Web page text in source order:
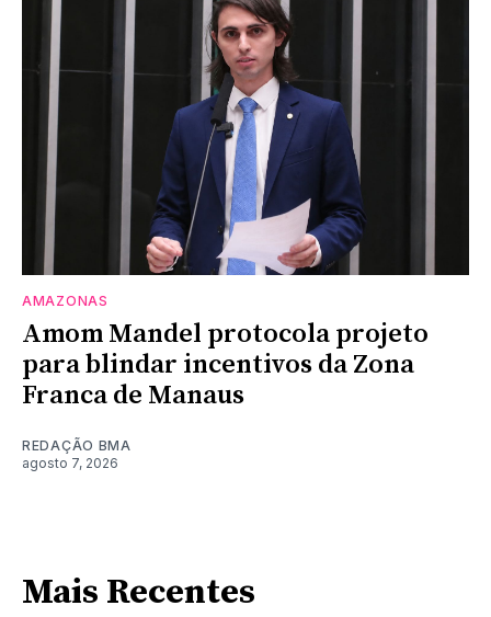
AMAZONAS
Amom Mandel protocola projeto
para blindar incentivos da Zona
Franca de Manaus
REDAÇÃO BMA
agosto 7, 2026
Mais Recentes